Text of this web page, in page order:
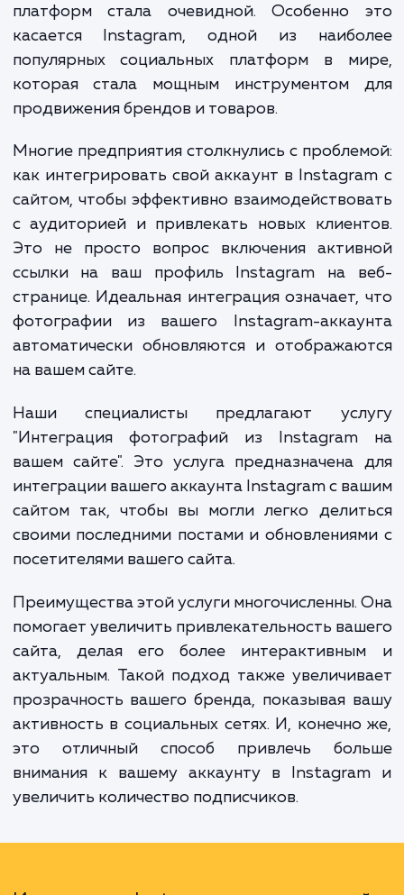
ЗАКАЗАТЬ УСЛУГУ
В эпоху цифровизации и социальных
необходимость в интеграции
платформ стала очевидной. Особенно
касается Instagram, одной из
популярных социальных платформ в
которая стала мощным инструментом
продвижения брендов и товаров.
Многие предприятия столкнулись с
как интегрировать свой аккаунт в
сайтом, чтобы эффективно
с аудиторией и привлекать новых
Это не просто вопрос включения
ссылки на ваш профиль Instagram на
странице. Идеальная интеграция означает,
фотографии из вашего Instagram-
автоматически обновляются и
на вашем сайте.
Наши специалисты предлагают
"Интеграция фотографий из
интеграции вашего аккаунта Instagram с
сайтом так, чтобы вы могли легко
своими последними постами и
посетителями вашего сайта.
Преимущества этой услуги многочисленны.
помогает увеличить привлекательность
сайта, делая его более